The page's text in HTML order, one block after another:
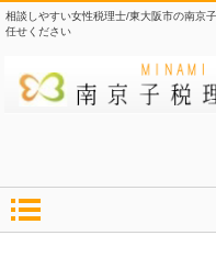
相談しやすい女性税理士/東大阪市の南京
任せください